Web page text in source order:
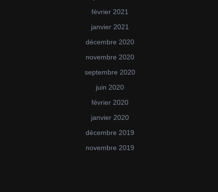
février 2021
janvier 2021
décembre 2020
novembre 2020
septembre 2020
juin 2020
février 2020
janvier 2020
décembre 2019
novembre 2019